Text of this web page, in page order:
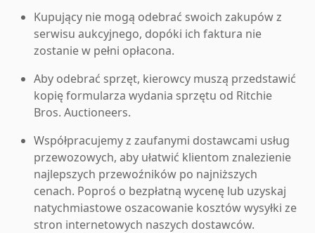
Kupujący nie mogą odebrać swoich zakupów z
serwisu aukcyjnego, dopóki ich faktura nie
zostanie w pełni opłacona.
Aby odebrać sprzęt, kierowcy muszą przedstawić
kopię formularza wydania sprzętu od Ritchie
Bros. Auctioneers.
Współpracujemy z zaufanymi dostawcami usług
przewozowych, aby ułatwić klientom znalezienie
najlepszych przewoźników po najniższych
cenach. Poproś o bezpłatną wycenę lub uzyskaj
natychmiastowe oszacowanie kosztów wysyłki ze
stron internetowych naszych dostawców.